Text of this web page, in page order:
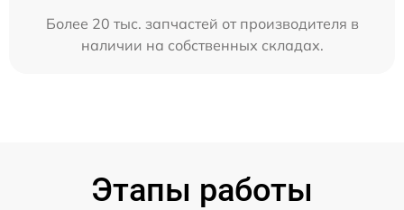
Более 20 тыс. запчастей от производителя в
наличии на собственных складах.
Этапы работы